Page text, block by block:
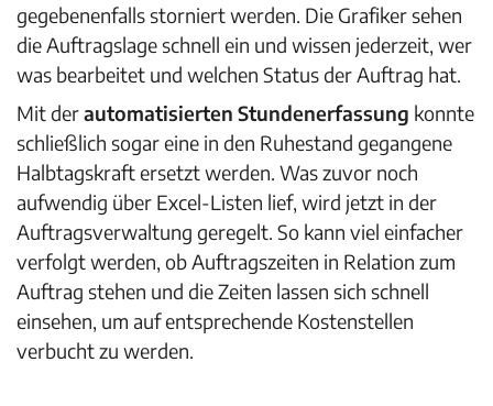
gegebenenfalls storniert werden. Die Grafiker sehen
die Auftragslage schnell ein und wissen jederzeit, wer
was bearbeitet und welchen Status der Auftrag hat.
Mit derautomatisierten Stundenerfassung konnte
schließlich sogar eine in den Ruhestand gegangene
Halbtagskraft ersetzt werden. Was zuvor noch
aufwendig über Excel-Listen lief, wird jetzt in der
Auftragsverwaltung geregelt. So kann viel einfacher
verfolgt werden, ob Auftragszeiten in Relation zum
Auftrag stehen und die Zeiten lassen sich schnell
einsehen, um auf entsprechende Kostenstellen
verbucht zu werden.